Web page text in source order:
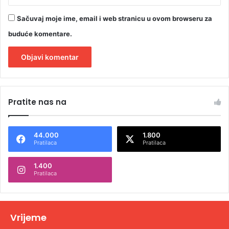
Sačuvaj moje ime, email i web stranicu u ovom browseru za
buduće komentare.
t
n
t
v
Pratite nas na
44.000
Pratilaca
1.800
Pratilaca
1.400
Pratilaca
Vrijeme